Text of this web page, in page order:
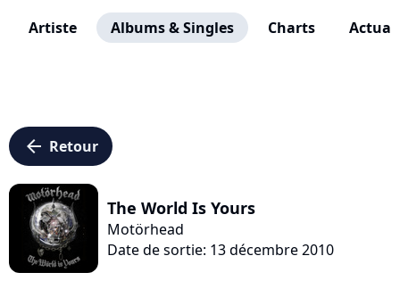
Artiste Albums & Singles Charts
arrow_left Retour
The World Is Yours
Motörhead
Date de sortie: 13 décembre 2010